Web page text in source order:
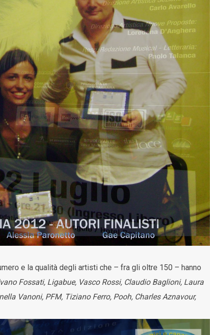
e la qualità degli artisti che – fra gli oltre 150 – hanno
Fossati, Ligabue, Vasco Rossi, Claudio Baglioni, Laura
Vanoni, PFM, Tiziano Ferro, Pooh, Charles Aznavour,